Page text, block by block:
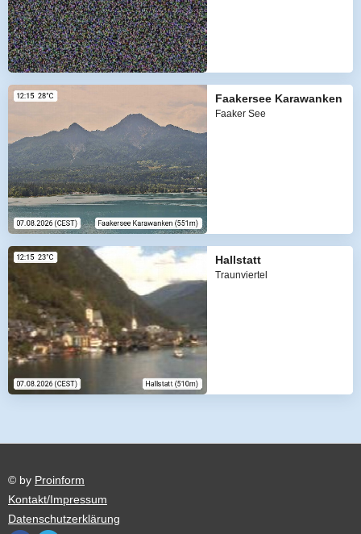
Faakersee Karawanken
Faaker See
Hallstatt
Traunviertel
© by Proinform
Kontakt/Impressum
Datenschutzerklärung